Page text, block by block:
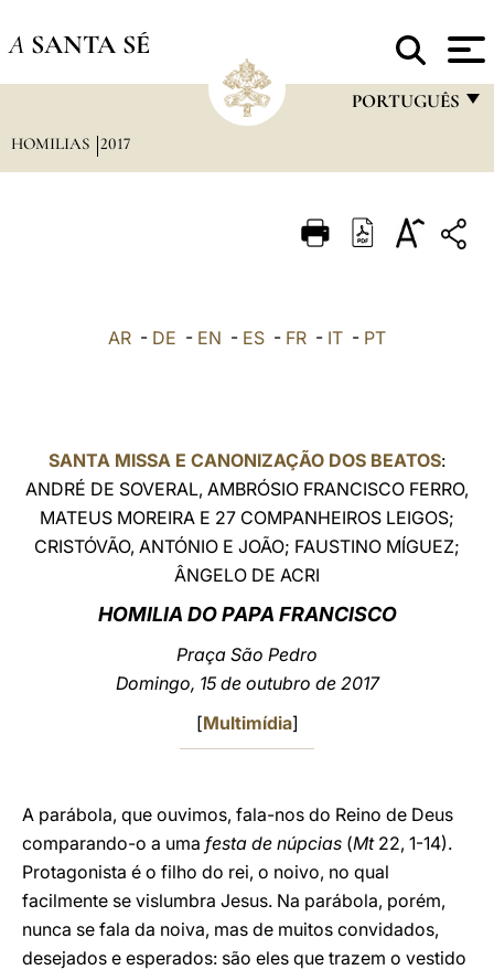
A SANTA SÉ
PORTUGUÊS
ITALIANO
中文
LATINE
HOMILIAS 2017
AR - DE - EN - ES - FR - IT - PT
SANTA MISSA E CANONIZAÇÃO DOS BEATOS:
ANDRÉ DE SOVERAL, AMBRÓSIO FRANCISCO FERRO,
MATEUS MOREIRA E 27 COMPANHEIROS LEIGOS;
CRISTÓVÃO, ANTÓNIO E JOÃO; FAUSTINO MÍGUEZ;
ÂNGELO DE ACRI
HOMILIA DO PAPA FRANCISCO
Praça São Pedro
Domingo, 15 de outubro de 2017
[Multimídia]
A parábola, que ouvimos, fala-nos do Reino de Deus
comparando-o a uma festa de núpcias (Mt22, 1-14).
Protagonista é o filho do rei, o noivo, no qual
facilmente se vislumbra Jesus. Na parábola, porém,
nunca se fala da noiva, mas de muitos convidados,
desejados e esperados: são eles que trazem o vestido